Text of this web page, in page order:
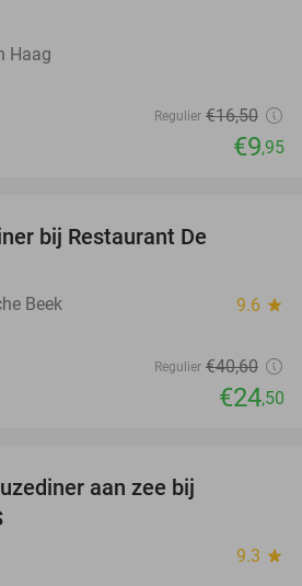
Haag
Regulier €16,50
€9,95
bij Restaurant De
Beek 9.6 star
Regulier €40,60
€24,50
aan zee bij
9.3 star